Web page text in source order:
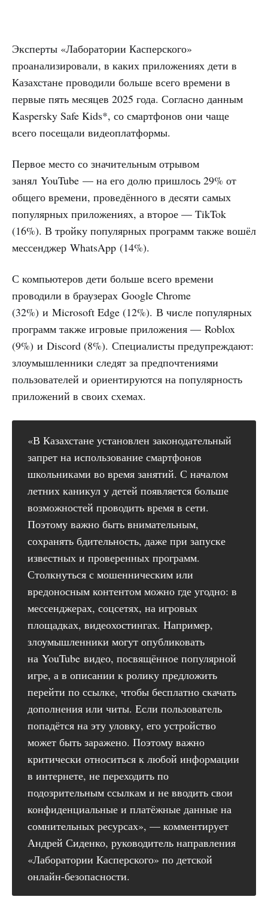
Эксперты «Лаборатории Касперского»
проанализировали, в каких приложениях дети в
Казахстане проводили больше всего времени в
первые пять месяцев 2025 года. Согласно данным
Kaspersky Safe Kids*, со смартфонов они чаще
всего посещали видеоплатформы.
Первое место со значительным отрывом
занял YouTube — на его долю пришлось 29% от
общего времени, проведённого в десяти самых
популярных приложениях, а второе — TikTok
(16%). В тройку популярных программ также вошёл
мессенджер WhatsApp (14%).
С компьютеров дети больше всего времени
проводили в браузерах Google Chrome
(32%) и Microsoft Edge (12%). В числе популярных
программ также игровые приложения — Roblox
(9%) и Discord (8%). Специалисты предупреждают:
злоумышленники следят за предпочтениями
пользователей и ориентируются на популярность
приложений в своих схемах.
«В Казахстане установлен законодательный
запрет на использование смартфонов
школьниками во время занятий. С началом
летних каникул у детей появляется больше
возможностей проводить время в сети.
Поэтому важно быть внимательным,
сохранять бдительность, даже при запуске
известных и проверенных программ.
Столкнуться с мошенническим или
вредоносным контентом можно где угодно: в
мессенджерах, соцсетях, на игровых
площадках, видеохостингах. Например,
злоумышленники могут опубликовать
на YouTube видео, посвящённое популярной
игре, а в описании к ролику предложить
перейти по ссылке, чтобы бесплатно скачать
дополнения или читы. Если пользователь
попадётся на эту уловку, его устройство
может быть заражено. Поэтому важно
критически относиться к любой информации
в интернете, не переходить по
подозрительным ссылкам и не вводить свои
конфиденциальные и платёжные данные на
сомнительных ресурсах», — комментирует
Андрей Сиденко, руководитель направления
«Лаборатории Касперского» по детской
онлайн-безопасности.